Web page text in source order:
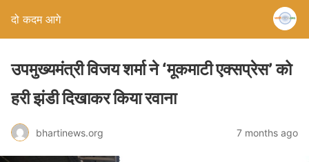
दो कदम आगे
उपमुख्यमंत्री विजय शर्मा ने ‘मूकमाटी एक्सप्रेस’ को
हरी झंडी दिखाकर किया रवाना
bhartinews.org 7 months ago